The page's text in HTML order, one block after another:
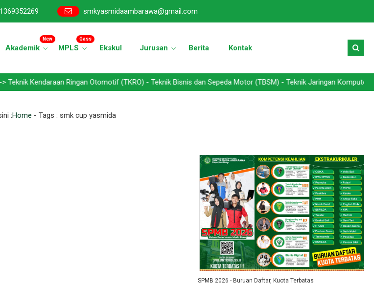
smkyasmidaambarawa@gmail.com
Akademik
New
MPLS
Gass
Ekskul Jurusan Berita Kontak
Ringan Otomotif (TKRO) - Teknik Bisnis dan Sepeda Motor (TBSM) - Teknik Jaringan Komputer dan
:Home - Tags : smk cup yasmida
SPMB 2026 - Buruan Daftar, Kuota Terbatas